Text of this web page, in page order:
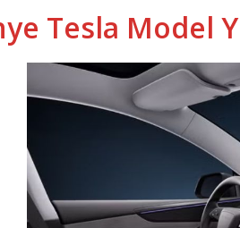
Tesla Model Y